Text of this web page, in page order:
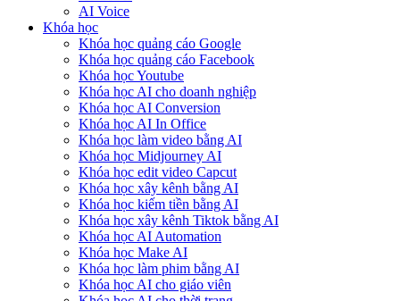
AI Voice
Khóa học
Khóa học quảng cáo Google
Khóa học quảng cáo Facebook
Khóa học Youtube
Khóa học AI cho doanh nghiệp
Khóa học AI Conversion
Khóa học AI In Office
Khóa học làm video bằng AI
Khóa học Midjourney AI
Khóa học edit video Capcut
Khóa học xây kênh bằng AI
Khóa học kiếm tiền bằng AI
Khóa học xây kênh Tiktok bằng AI
Khóa học AI Automation
Khóa học Make AI
Khóa học làm phim bằng AI
Khóa học AI cho giáo viên